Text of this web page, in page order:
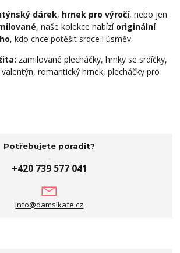
dárek, hrnek pro výročí, nebo jen
, naše kolekce nabízí originální
, kdo chce potěšit srdce i úsměv.
zamilované plecháčky, hrnky se srdíčky,
romantický hrnek, plecháčky pro
Potřebujete poradit?
+420 739 577 041
info@damsikafe.cz